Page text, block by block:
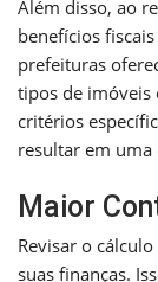
Além disso, ao
benefícios
prefeituras
tipos de imóveis
critérios
resultar em
Maior
Revisar o
suas finanças.